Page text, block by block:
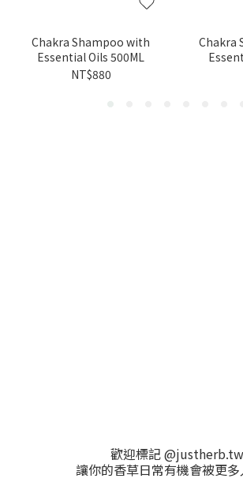
Chakra Shampoo with
Essential Oils 500ML
NT$880
Chakra
歡迎標記 @justherb.tw
讓你的香草日常有機會被更